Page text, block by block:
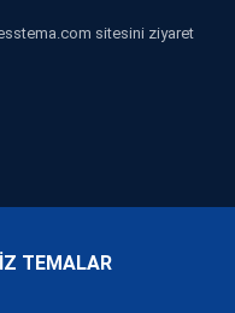
sitesini ziyaret
TEMALAR